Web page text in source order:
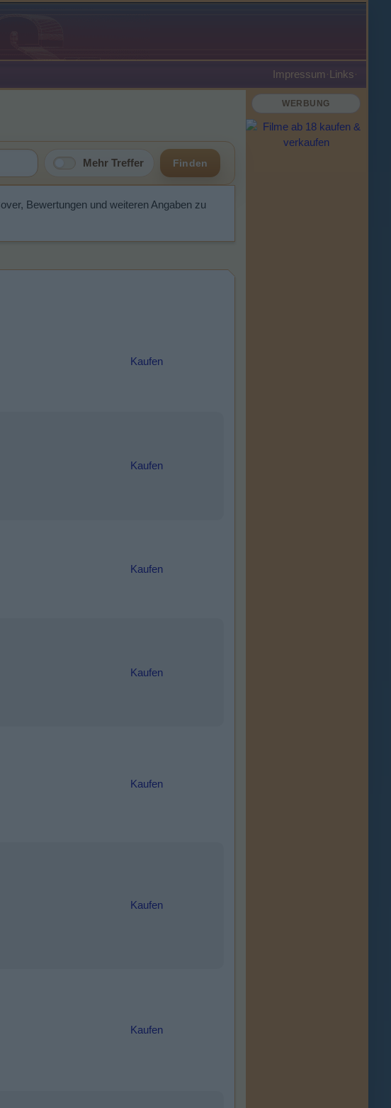
Impressum ·Links·
Mehr Treffer Finden
Bewertungen und weiteren Angaben zu
Kaufen
Kaufen
Kaufen
Kaufen
Kaufen
Kaufen
Kaufen
WERBUNG